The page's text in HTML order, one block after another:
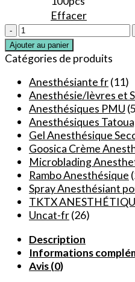
Effacer
quantité
de
Crème
Anesthésiante
40%
White
TKTX
Pour
Opération
Percement
/
Maquillage
Semi-
Permanent
/
de
Grains
de
Ajouter au panier
Catégories de produits
Anesthésiante fr(11)
Anesthésie/lèvres et
Anesthésiques PMU
Anesthésiques
Gel Anesthésique
Goosica Crème
Microblading
Rambo Anesthésique
Spray Anesthésiant
TKTX
Uncat-fr(26)
Description
Informations
Avis (0)